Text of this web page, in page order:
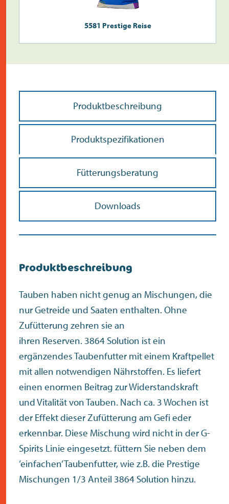
5581 Prestige Reise
Produktbeschreibung
Produktspezifikationen
Fütterungsberatung
Downloads
Produktbeschreibung
Tauben haben nicht genug an Mischungen, die
nur Getreide und Saaten enthalten. Ohne
Zufütterung zehren sie an
ihren Reserven. 3864 Solution ist ein
ergänzendes Taubenfutter mit einem Kraftpellet
mit allen notwendigen Nährstoffen. Es liefert
einen enormen Beitrag zur Widerstandskraft
und Vitalität von Tauben. Nach ca. 3 Wochen ist
der Effekt dieser Zufütterung am Gefi eder
erkennbar. Diese Mischung wird nicht in der G-
Spirits Linie eingesetzt. füttern Sie neben dem
‘einfachen’ Taubenfutter, wie z.B. die Prestige
Mischungen 1/3 Anteil 3864 Solution hinzu.